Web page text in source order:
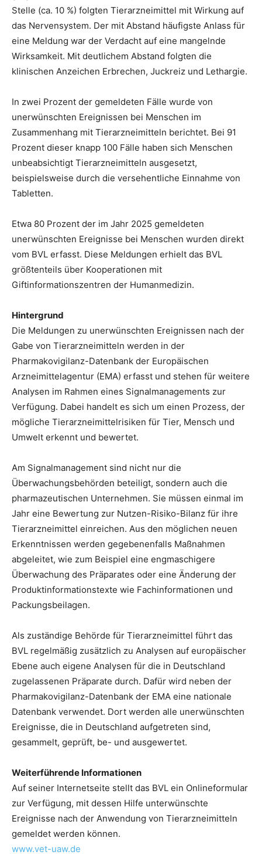
Stelle (ca. 10 %) folgten Tierarzneimittel mit Wirkung auf
das Nervensystem. Der mit Abstand häufigste Anlass für
eine Meldung war der Verdacht auf eine mangelnde
Wirksamkeit. Mit deutlichem Abstand folgten die
klinischen Anzeichen Erbrechen, Juckreiz und Lethargie.
In zwei Prozent der gemeldeten Fälle wurde von
unerwünschten Ereignissen bei Menschen im
Zusammenhang mit Tierarzneimitteln berichtet. Bei 91
Prozent dieser knapp 100 Fälle haben sich Menschen
unbeabsichtigt Tierarzneimitteln ausgesetzt,
beispielsweise durch die versehentliche Einnahme von
Tabletten.
Etwa 80 Prozent der im Jahr 2025 gemeldeten
unerwünschten Ereignisse bei Menschen wurden direkt
vom BVL erfasst. Diese Meldungen erhielt das BVL
größtenteils über Kooperationen mit
Giftinformationszentren der Humanmedizin.
Hintergrund
Die Meldungen zu unerwünschten Ereignissen nach der
Gabe von Tierarzneimitteln werden in der
Pharmakovigilanz-Datenbank der Europäischen
Arzneimittelagentur (EMA) erfasst und stehen für weitere
Analysen im Rahmen eines Signalmanagements zur
Verfügung. Dabei handelt es sich um einen Prozess, der
mögliche Tierarzneimittelrisiken für Tier, Mensch und
Umwelt erkennt und bewertet.
Am Signalmanagement sind nicht nur die
Überwachungsbehörden beteiligt, sondern auch die
pharmazeutischen Unternehmen. Sie müssen einmal im
Jahr eine Bewertung zur Nutzen-Risiko-Bilanz für ihre
Tierarzneimittel einreichen. Aus den möglichen neuen
Erkenntnissen werden gegebenenfalls Maßnahmen
abgeleitet, wie zum Beispiel eine engmaschigere
Überwachung des Präparates oder eine Änderung der
Produktinformationstexte wie Fachinformationen und
Packungsbeilagen.
Als zuständige Behörde für Tierarzneimittel führt das
BVL regelmäßig zusätzlich zu Analysen auf europäischer
Ebene auch eigene Analysen für die in Deutschland
zugelassenen Präparate durch. Dafür wird neben der
Pharmakovigilanz-Datenbank der EMA eine nationale
Datenbank verwendet. Dort werden alle unerwünschten
Ereignisse, die in Deutschland aufgetreten sind,
gesammelt, geprüft, be- und ausgewertet.
Weiterführende Informationen
Auf seiner Internetseite stellt das BVL ein Onlineformular
zur Verfügung, mit dessen Hilfe unterwünschte
Ereignisse nach der Anwendung von Tierarzneimitteln
gemeldet werden können.
www.vet-uaw.de